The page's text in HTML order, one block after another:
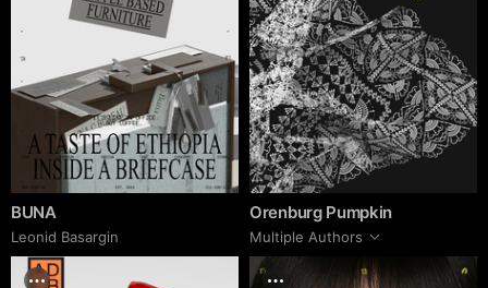
BUNA
Leonid Basargin
Orenburg Pumpkin
Multiple Authors